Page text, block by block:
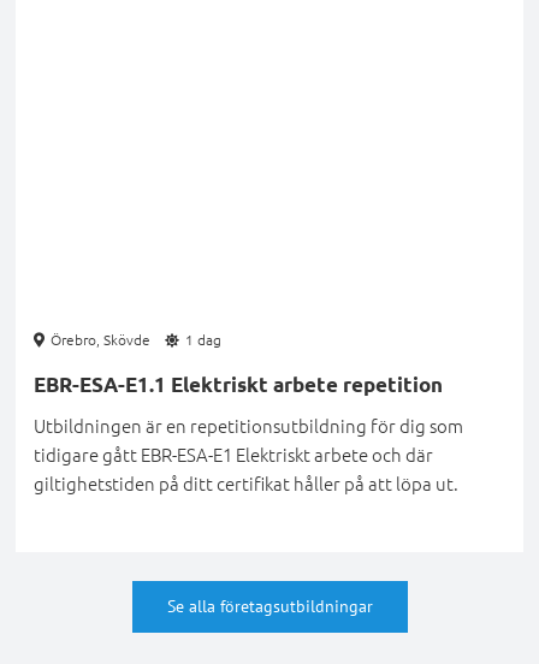
Örebro, Skövde 1 dag
EBR-ESA-E1.1 Elektriskt arbete repetition
Utbildningen är en repetitionsutbildning för dig som
tidigare gått EBR-ESA-E1 Elektriskt arbete och där
giltighetstiden på ditt certifikat håller på att löpa ut.
Se alla företagsutbildningar